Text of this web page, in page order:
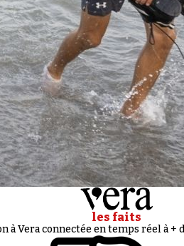
les faits
à Vera connectée en temps réel à +